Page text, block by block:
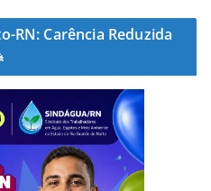
RN: Carência Reduzida